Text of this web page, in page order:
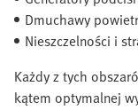
Dmuchawy
Nieszczelności i
Każdy z tych
kątem optymalnej